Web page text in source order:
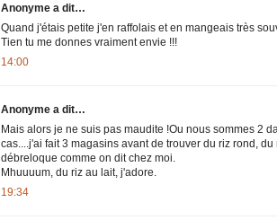
Anonyme a dit…
Quand j'étais petite j'en raffolais et en mangeais très
Tien tu me donnes vraiment envie !!!
14:00
Anonyme a dit…
Mais alors je ne suis pas maudite !Ou nous sommes 2
cas....j'ai fait 3 magasins avant de trouver du riz rond, du
débreloque comme on dit chez moi.
Mhuuuum, du riz au lait, j'adore.
19:34